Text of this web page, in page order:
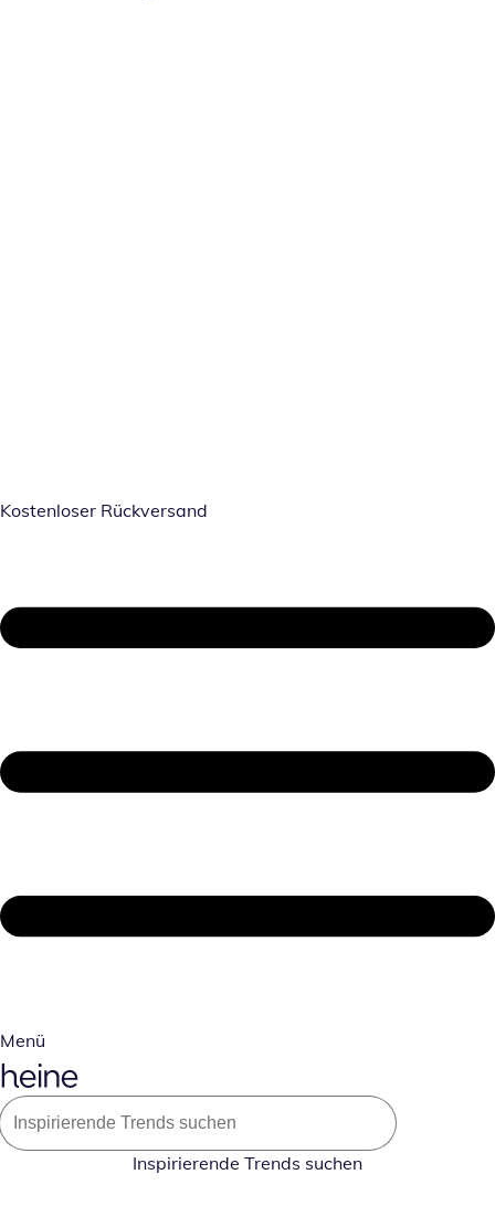
Kostenloser Rückversand
Menü
Inspirierende Trends suchen